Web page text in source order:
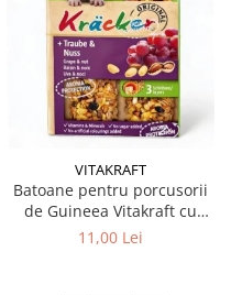
VITAKRAFT
Batoane pentru porcusorii
de Guineea Vitakraft cu
struguri & nuci 2 buc
11,00 Lei